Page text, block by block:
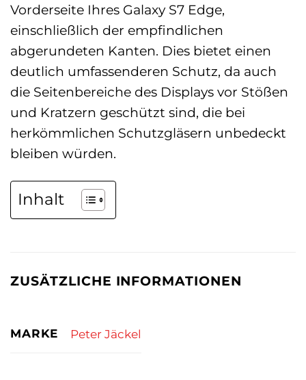
Vorderseite Ihres Galaxy S7 Edge,
einschließlich der empfindlichen
abgerundeten Kanten. Dies bietet einen
deutlich umfassenderen Schutz, da auch
die Seitenbereiche des Displays vor Stößen
und Kratzern geschützt sind, die bei
herkömmlichen Schutzgläsern unbedeckt
bleiben würden.
Inhalt
ZUSÄTZLICHE INFORMATIONEN
MARKE Peter Jäckel